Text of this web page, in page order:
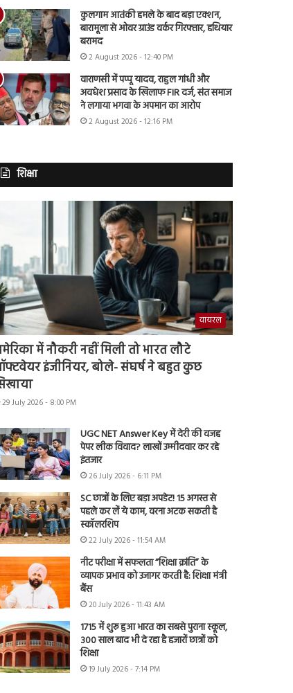
कुलगाम आतंकी हमले के बाद बड़ा एक्शन,
बारामूला से ओवर ग्राउंड वर्कर गिरफ्तार, हथियार
बरामद
2 August 2026 - 12:40 PM
वाराणसी में पप्पू यादव, राहुल गांधी और
अवधेश प्रसाद के खिलाफ FIR दर्ज, संत समाज
ने लगाया भगवा के अपमान का आरोप
2 August 2026 - 12:16 PM
शिक्षा
वायरल
में नौकरी नहीं मिली तो भारत लौटे
इंजीनियर, बोले- संघर्ष ने बहुत कुछ
29 July 2026 - 8:00 PM
UGC NET Answer Key में देरी की वजह
पेपर लीक विवाद? लाखों उम्मीदवार कर रहे
इंतजार
26 July 2026 - 6:11 PM
SC छात्रों के लिए बड़ा अपडेट! 15 अगस्त से
पहले कर लें ये काम, वरना अटक सकती है
स्कॉलरशिप
22 July 2026 - 11:54 AM
नीट परीक्षा में सफलता “शिक्षा क्रांति” के
व्यापक प्रभाव को उजागर करती है: शिक्षा मंत्री
बैंस
20 July 2026 - 11:43 AM
1715 में शुरू हुआ भारत का सबसे पुराना स्कूल,
300 साल बाद भी दे रहा है हजारों छात्रों को
शिक्षा
19 July 2026 - 7:14 PM